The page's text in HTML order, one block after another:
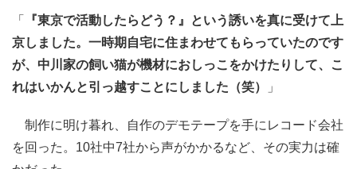
「
『東京で活動したらどう？』という誘いを真に受けて上
京しました。一時期自宅に住まわせてもらっていたのです
が、中川家の飼い猫が機材におしっこをかけたりして、こ
れはいかんと引っ越すことにしました（笑）
」
制作に明け暮れ、自作のデモテープを手にレコード会社
を回った。10社中7社から声がかかるなど、その実力は確